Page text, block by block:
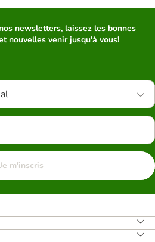
newsletters, laissez les bonnes
nouvelles venir jusqu'à vous!
Je m'inscris